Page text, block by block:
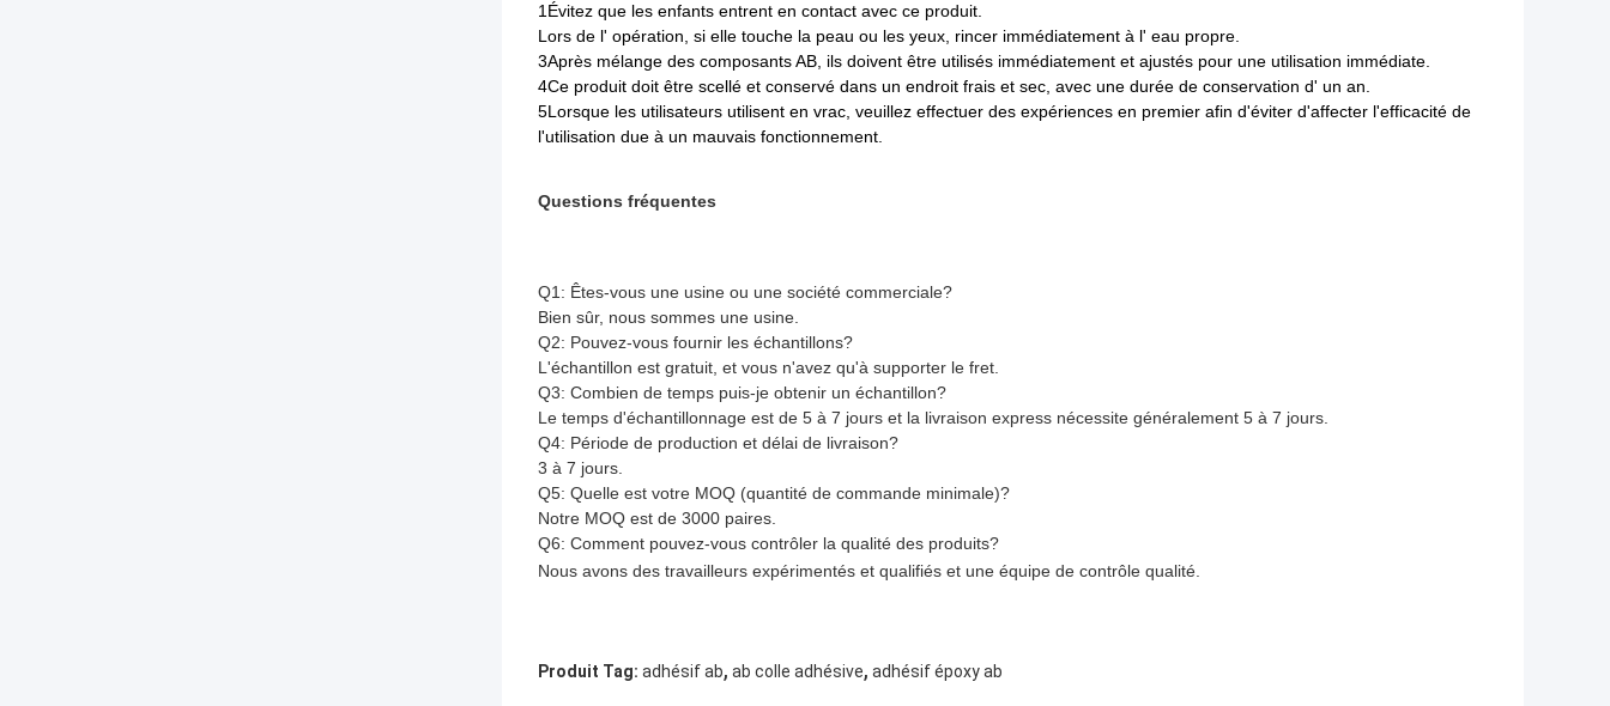
1Évitez que les enfants entrent en contact avec ce produit.
Lors de l' opération, si elle touche la peau ou les yeux, rincer immédiatement à l' eau propre.
3Après mélange des composants AB, ils doivent être utilisés immédiatement et ajustés pour une utilisation immédiate.
4Ce produit doit être scellé et conservé dans un endroit frais et sec, avec une durée de conservation d' un an.
5Lorsque les utilisateurs utilisent en vrac, veuillez effectuer des expériences en premier afin d'éviter d'affecter l'efficacité de
l'utilisation due à un mauvais fonctionnement.
Questions fréquentes
Q1: Êtes-vous une usine ou une société commerciale?
Bien sûr, nous sommes une usine.
Q2: Pouvez-vous fournir les échantillons?
L'échantillon est gratuit, et vous n'avez qu'à supporter le fret.
Q3: Combien de temps puis-je obtenir un échantillon?
Le temps d'échantillonnage est de 5 à 7 jours et la livraison express nécessite généralement 5 à 7 jours.
Q4: Période de production et délai de livraison?
3 à 7 jours.
Q5: Quelle est votre MOQ (quantité de commande minimale)?
Notre MOQ est de 3000 paires.
Q6: Comment pouvez-vous contrôler la qualité des produits?
Nous avons des travailleurs expérimentés et qualifiés et une équipe de contrôle qualité.
Produit Tag: adhésif ab, ab colle adhésive, adhésif époxy ab